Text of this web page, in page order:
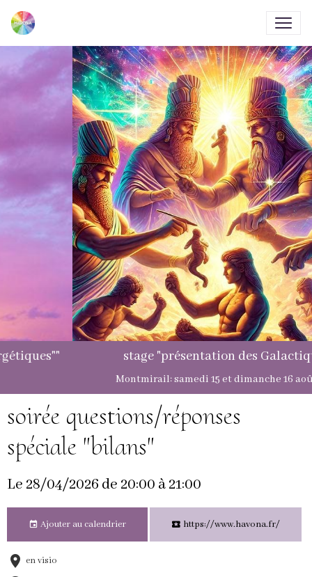
stage "présentation des Galactiques"
Montmirail: samedi 15 et dimanche 16 août 2026
soirée questions/réponses
spéciale "bilans"
Le 28/04/2026 de 20:00 à 21:00
Ajouter au calendrier https://www.havona.fr/
en visio